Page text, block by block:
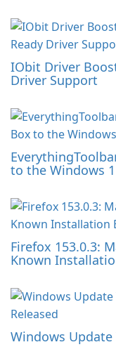
IObit Driver
Driver Support
to the Windows
Firefox 153.0.3:
Known
Windows Update